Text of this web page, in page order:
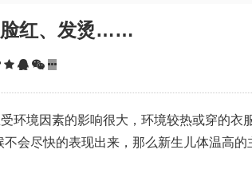
脸红、发烫……
环境因素的影响很大，环境较热或穿的衣
会尽快的表现出来，那么新生儿体温高的